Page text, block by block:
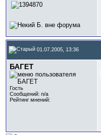
01.07.2005, 13:36
БАГЕТ
Гость
Сообщений: n/a
Рейтинг мнений: